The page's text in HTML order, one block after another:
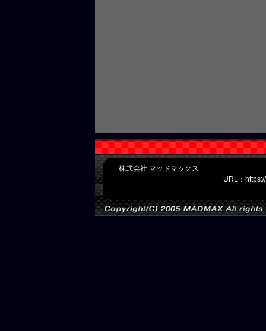
株式会社 マッドマックス
URL：